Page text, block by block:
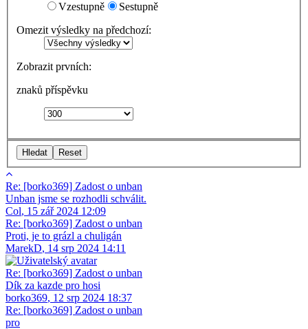
Vzestupně
Sestupně
Omezit výsledky na předchozí:
Zobrazit prvních:
znaků příspěvku
Re: [borko369] Zadost o unban
Unban jsme se rozhodli schválit.
Col, 15 zář 2024 12:09
Re: [borko369] Zadost o unban
Proti, je to grázl a chuligán
MarekD, 14 srp 2024 14:11
Re: [borko369] Zadost o unban
Dík za kazde pro hosi
borko369, 12 srp 2024 18:37
Re: [borko369] Zadost o unban
pro